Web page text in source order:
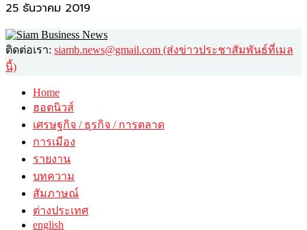
25 ธันวาคม 2019
ติดต่อเรา: siamb.news@gmail.com (ส่งข่าวประชาสัมพันธ์ที่เมล
นี้)
Home
ฮอตนิวส์
เศรษฐกิจ / ธุรกิจ / การตลาด
การเมือง
รายงาน
บทความ
สัมภาษณ์
ต่างประเทศ
english